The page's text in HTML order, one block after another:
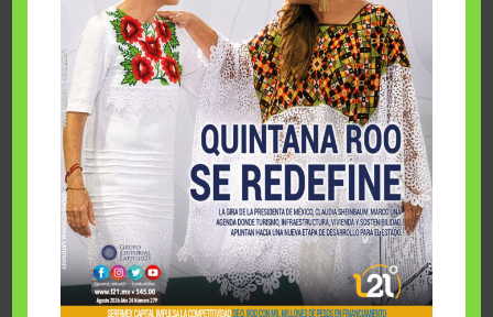
Fairmont Mayakoba y Make-A-Wish México unieron
esfuerzos para hacer realidad el deseo de una …